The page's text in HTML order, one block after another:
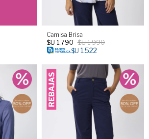
Camisa Brisa
$U 1.790 $U1.990
$U 1.522